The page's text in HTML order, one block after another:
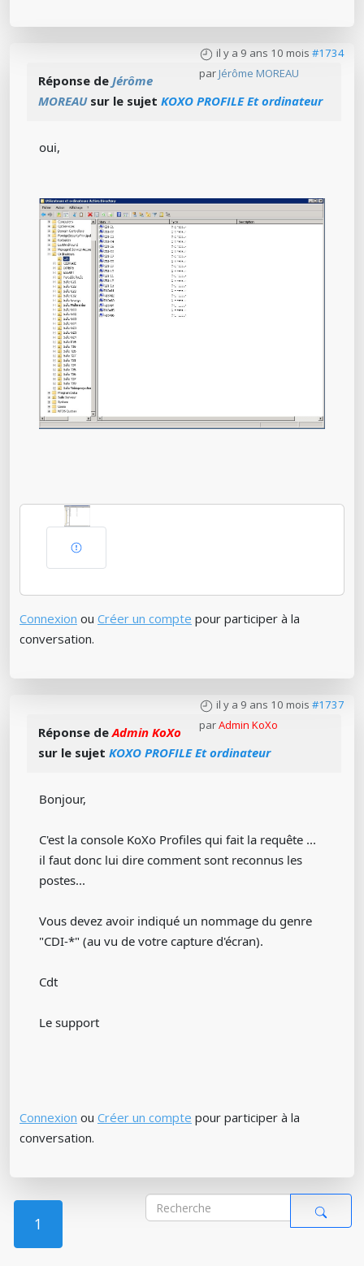
il y a 9 ans 10 mois #1734
par Jérôme MOREAU
Réponse de Jérôme
MOREAUsur le sujet KOXO PROFILE Et ordinateur
oui,
Connexion ou Créer un compte pour participer à la
conversation.
il y a 9 ans 10 mois #1737
parAdmin KoXo
Réponse deAdmin KoXo
sur le sujet KOXO PROFILE Et ordinateur
Bonjour,
C'est la console KoXo Profiles qui fait la requête ...
il faut donc lui dire comment sont reconnus les
postes...
Vous devez avoir indiqué un nommage du genre
"CDI-*" (au vu de votre capture d'écran).
Cdt
Le support
Connexion ou Créer un compte pour participer à la
conversation.
1